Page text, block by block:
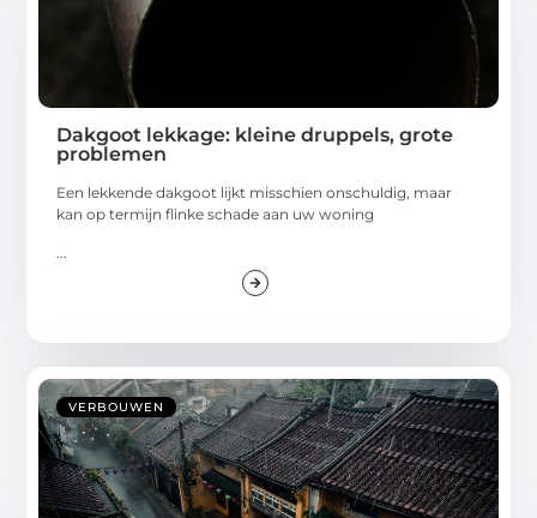
Dakgoot lekkage: kleine druppels, grote
problemen
Een lekkende dakgoot lijkt misschien onschuldig, maar
kan op termijn flinke schade aan uw woning
...
VERBOUWEN